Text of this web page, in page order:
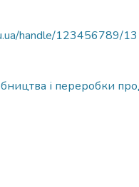
handle/123456789/
і переробки